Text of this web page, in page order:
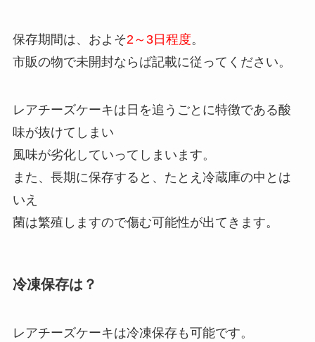
保存期間は、およそ2～3日程度。
市販の物で未開封ならば記載に従ってください。
レアチーズケーキは日を追うごとに特徴である酸
味が抜けてしまい
風味が劣化していってしまいます。
また、長期に保存すると、たとえ冷蔵庫の中とは
いえ
菌は繁殖しますので傷む可能性が出てきます。
冷凍保存は？
レアチーズケーキは冷凍保存も可能です。